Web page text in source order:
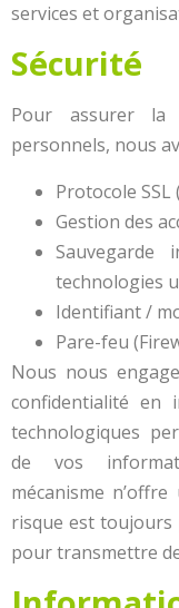
services et
Sécurité
Pour assurer la
personnels, nous
Protocole SSL
Gestion des
technologies
Identifiant /
Pare-feu
Nous nous
confidentialité en
technologiques
de vos
mécanisme
risque est toujours
pour transmettre